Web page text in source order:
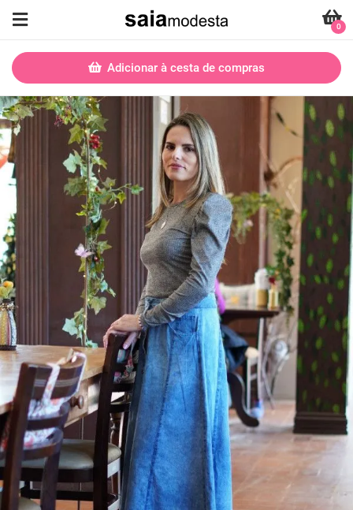
0
Adicionar à cesta de compras